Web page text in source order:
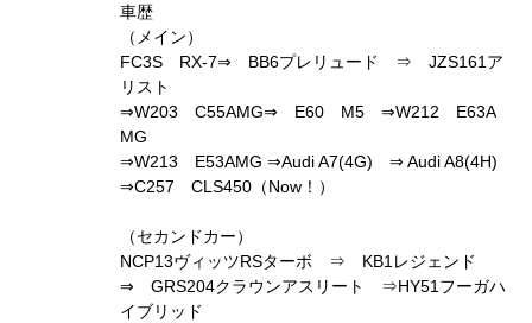
車歴
（メイン）
FC3S RX-7⇒ BB6プレリュード ⇒ JZS161ア
リスト
⇒W203 C55AMG⇒ E60 M5 ⇒W212 E63A
MG
⇒W213 E53AMG ⇒Audi A7(4G) ⇒ Audi A8(4H)
⇒C257 CLS450（Now！）
（セカンドカー）
NCP13ヴィッツRSターボ ⇒ KB1レジェンド
⇒ GRS204クラウンアスリート ⇒HY51フーガハ
イブリッド